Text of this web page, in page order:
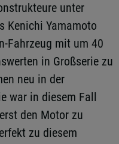
unter
Kenichi Yamamoto
Fahrzeug mit um 40
in Großserie zu
neu in der
war in diesem Fall
den Motor zu
zu diesem